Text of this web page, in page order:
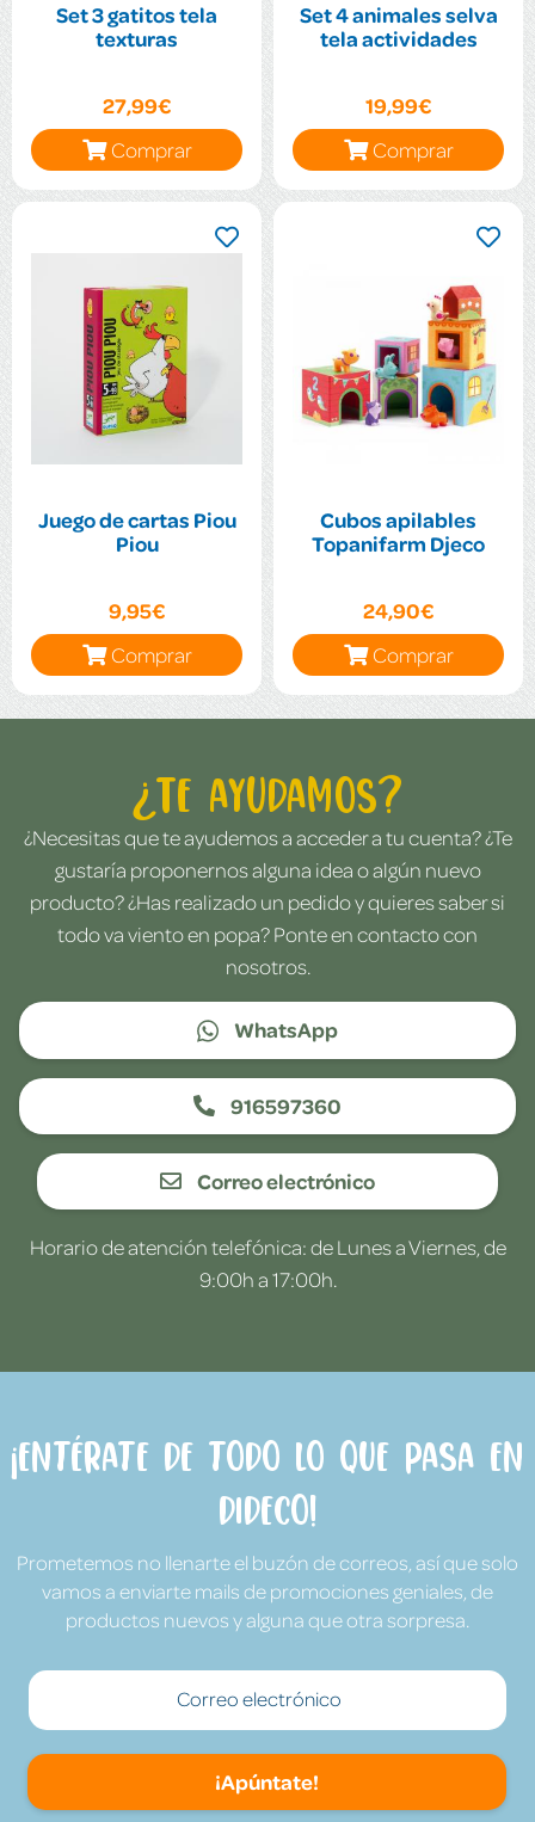
Set 3 gatitos tela
texturas
27,99€
Comprar
Set 4 animales selva
tela actividades
19,99€
Comprar
Juego de cartas Piou
Piou
9,95€
Comprar
Cubos apilables
Topanifarm Djeco
24,90€
Comprar
¿Te ayudamos?
¿Necesitas que te ayudemos a acceder a tu cuenta? ¿Te
gustaría proponernos alguna idea o algún nuevo
producto? ¿Has realizado un pedido y quieres saber si
todo va viento en popa? Ponte en contacto con
nosotros.
WhatsApp
916597360
Correo electrónico
Horario de atención telefónica: de Lunes a Viernes, de
9:00h a 17:00h.
¡Entérate de todo lo que pasa en
Dideco!
Prometemos no llenarte el buzón de correos, así que solo
vamos a enviarte mails de promociones geniales, de
productos nuevos y alguna que otra sorpresa.
¡Apúntate!